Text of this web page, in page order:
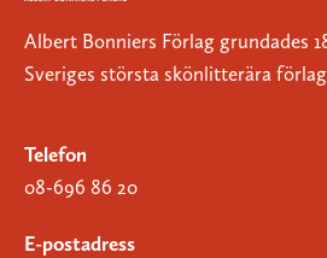
Albert Bonniers Förlag grundades
Sveriges största skönlitterära
Telefon
08-696 86 20
E-postadress